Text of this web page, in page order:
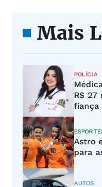
Mais
POLÍCIA
R$ 27
fiança
Astro
para
AUTOS